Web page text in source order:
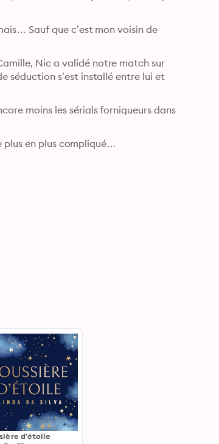
Sauf que c’est mon voisin de
Nic a validé notre match sur
séduction s’est installé entre lui et
moins les sérials forniqueurs dans
plus en plus compliqué…
d'étoile